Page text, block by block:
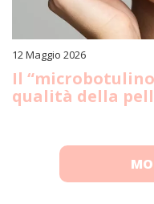
12 Maggio 2026
Il
qualità della